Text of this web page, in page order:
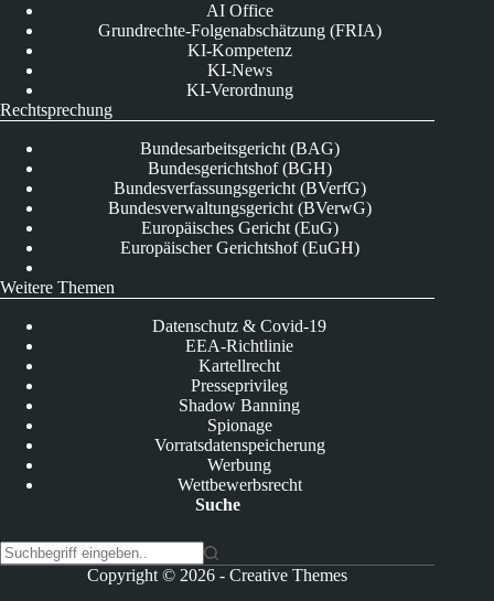
AI Office
Grundrechte-Folgenabschätzung (FRIA)
KI-Kompetenz
KI-News
KI-Verordnung
Rechtsprechung
Bundesarbeitsgericht (BAG)
Bundesgerichtshof (BGH)
Bundesverfassungsgericht (BVerfG)
Bundesverwaltungsgericht (BVerwG)
Europäisches Gericht (EuG)
Europäischer Gerichtshof (EuGH)
Weitere Themen
Datenschutz & Covid-19
EEA-Richtlinie
Kartellrecht
Presseprivileg
Shadow Banning
Spionage
Vorratsdatenspeicherung
Werbung
Wettbewerbsrecht
Suche
Copyright © 2026 -Creative Themes